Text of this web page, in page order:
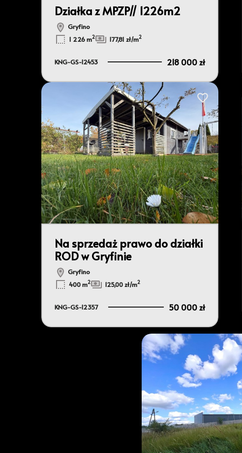
Działka z MPZP// 1226m2
Gryfino
1 226 m2 177,81 zł/m2
KNG-GS-12453 218 000 zł
Dodaj do
Na sprzedaż prawo do działki
ROD w Gryfinie
Gryfino
400 m2 125,00 zł/m2
KNG-GS-12357 50 000 zł